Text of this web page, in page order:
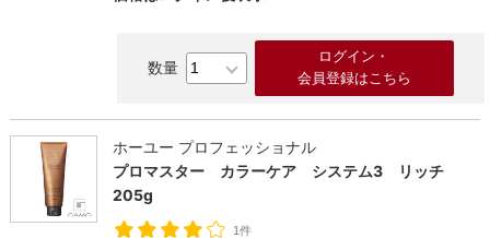
ログイン・
会員登録はこちら
ホーユー プロフェッショナル
プロマスター カラーケア システム3 リッチ
205g
1件